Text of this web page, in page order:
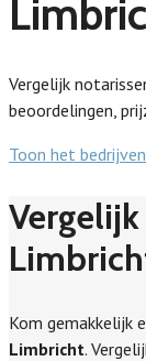
Vergelijk
beoordelingen,
Toon het
Kom gemakkelijk
Limbricht.